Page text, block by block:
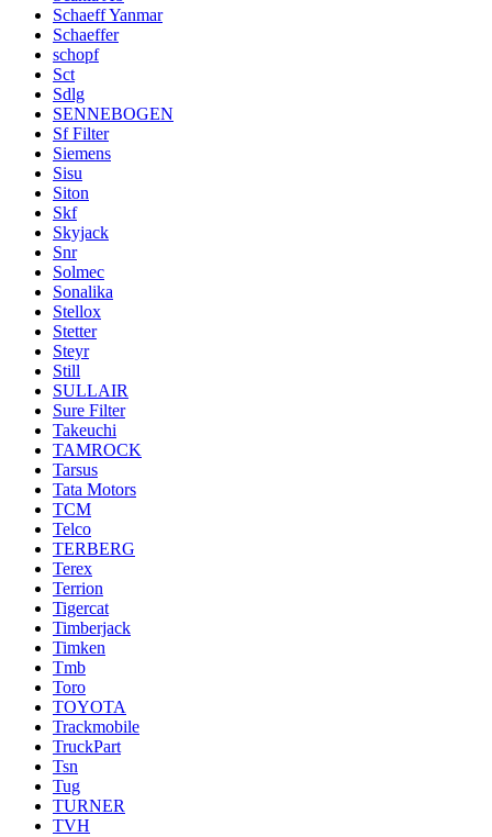
Schaeff Yanmar
Schaeffer
schopf
Sct
Sdlg
SENNEBOGEN
Sf Filter
Siemens
Sisu
Siton
Skf
Skyjack
Snr
Solmec
Sonalika
Stellox
Stetter
Steyr
Still
SULLAIR
Sure Filter
Takeuchi
TAMROCK
Tarsus
Tata Motors
TCM
Telco
TERBERG
Terex
Terrion
Tigercat
Timberjack
Timken
Tmb
Toro
TOYOTA
Trackmobile
TruckPart
Tsn
Tug
TURNER
TVH